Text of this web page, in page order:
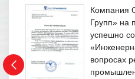
Компания
Групп» на
успешно
вопросах